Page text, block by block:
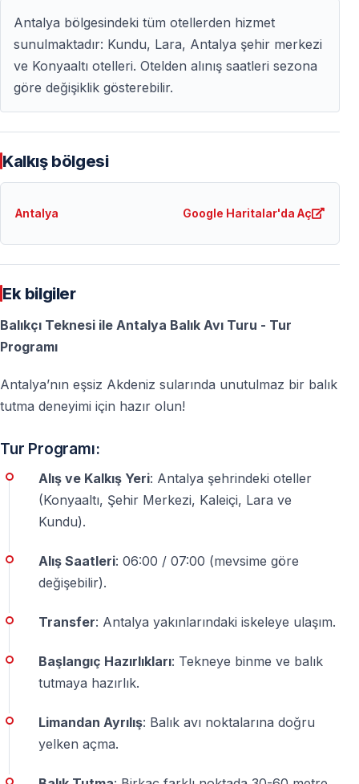
Doğayla Baş Başa Bir Gün
Kalabalık turlar ve gürültülü aktivitelerden uzak, sakin
bir deniz deneyimi sunar.
Turistik balık avı kapsamında
lisansı istenmez
Aile ve Arkadaş Grupları İçin Uygun
Çocuklu aileler ve arkadaş grupları için keyifli ve
öğretici bir aktivitedir.
Avlanma, deniz havası ve manzara bir arada sunulur.
Kimler İçin Uygundur
— İlk kez balık avı denemek isteyenler
— Aileler
— Arkadaş grupları
— Doğayla iç içe sakin bir gün arayanlar
Önemli Bilgiler
bulunmamaktadır
sunulabilir
⚠️ Tur süresi ve rota, deniz koşullarına göre değişebilir
Sıkça Sorulan Sorular
Antalya bölgesindeki tüm otellerden hizmet
sunulmaktadır: Kundu, Lara, Antalya şehir merkezi
ve Konyaaltı otelleri. Otelden alınış saatleri sezona
göre değişiklik gösterebilir.
Kalkış bölgesi
Antalya Google Haritalar'da Aç
Ek bilgiler
Balıkçı Teknesi ile Antalya Balık Avı Turu - Tur
Programı
Antalya’nın eşsiz Akdeniz sularında unutulmaz bir balık
tutma deneyimi için hazır olun!
Tur Programı:
Alış ve Kalkış Yeri: Antalya şehrindeki oteller
(Konyaaltı, Şehir Merkezi, Kaleiçi, Lara ve
Kundu).
Alış Saatleri: 06:00 / 07:00 (mevsime göre
değişebilir).
Transfer: Antalya yakınlarındaki iskeleye ulaşım.
Başlangıç Hazırlıkları: Tekneye binme ve balık
tutmaya hazırlık.
Limandan Ayrılış: Balık avı noktalarına doğru
yelken açma.